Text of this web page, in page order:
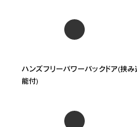
ハンズフリーパワーバックドア(挟
能付)